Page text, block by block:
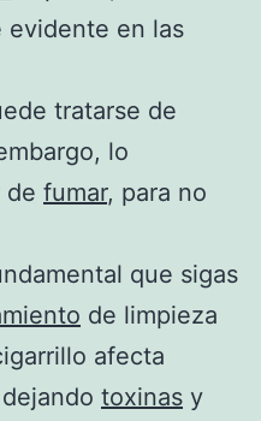
evidente en las
tratarse de
lo
de fumar, para no
que sigas
de limpieza
afecta
toxinas y